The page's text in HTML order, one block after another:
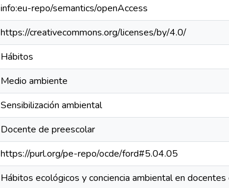
info:eu-repo/semantics/openAccess
https://creativecommons.org/licenses/by/4.0/
Hábitos
Medio ambiente
Sensibilización ambiental
Docente de preescolar
https://purl.org/pe-repo/ocde/ford#5.04.05
Hábitos ecológicos y conciencia ambiental en